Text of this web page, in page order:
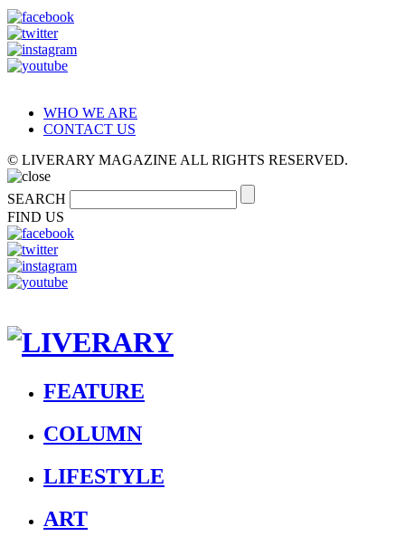
WHO WE ARE
CONTACT US
© LIVERARY MAGAZINE ALL RIGHTS RESERVED.
SEARCH
FIND US
FEATURE
COLUMN
LIFESTYLE
ART